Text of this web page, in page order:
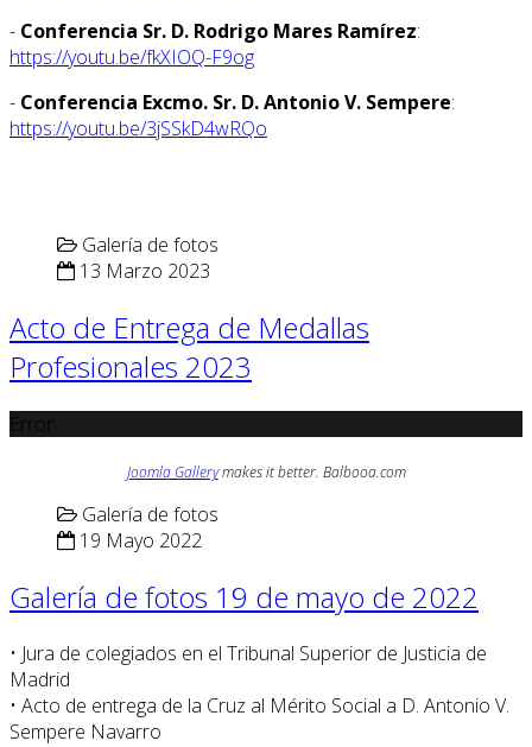
- Conferencia Sr. D. Rodrigo Mares Ramírez:
https://youtu.be/fkXIOQ-F9og
- Conferencia Excmo. Sr. D. Antonio V. Sempere:
https://youtu.be/3jSSkD4wRQo
Galería de fotos
13 Marzo 2023
Acto de Entrega de Medallas
Profesionales 2023
Joomla Gallerymakes it better. Balbooa.com
Galería de fotos
19 Mayo 2022
Galería de fotos 19 de mayo de 2022
• Jura de colegiados en el Tribunal Superior de Justicia de
Madrid
• Acto de entrega de la Cruz al Mérito Social a D. Antonio V.
Sempere Navarro